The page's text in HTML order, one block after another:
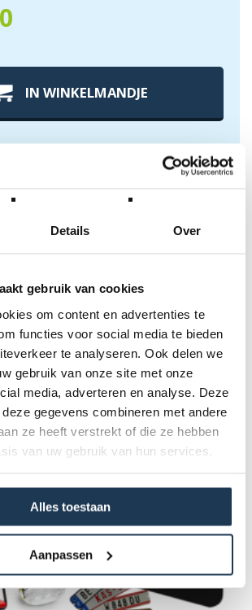
Details Over
gebruik van cookies
om content en advertenties te
functies voor social media te bieden
te analyseren. Ook delen we
gebruik van onze site met onze
media, adverteren en analyse. Deze
gegevens combineren met andere
ze heeft verstrekt of die ze hebben
van uw gebruik van hun services.
Alles toestaan
Aanpassen
IN WINKELMANDJE
behoort tot de